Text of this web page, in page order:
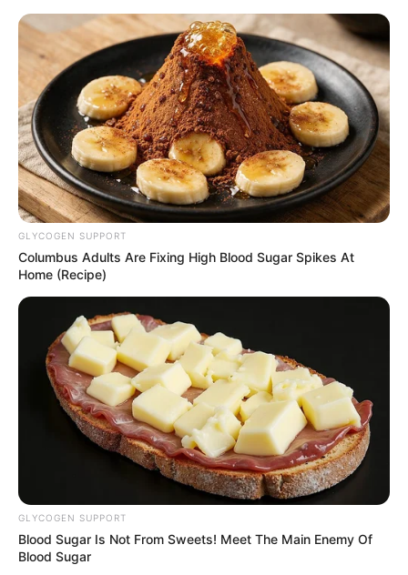
HOME
INSPIRASI
STYLE
FILM &
SERIES
NGAKAK
QUOTES
HYPE
MORE
GLYCOGEN SUPPORT
Columbus Adults Are Fixing High Blood Sugar Spikes At
Home (Recipe)
GLYCOGEN SUPPORT
Blood Sugar Is Not From Sweets! Meet The Main Enemy Of
Blood Sugar